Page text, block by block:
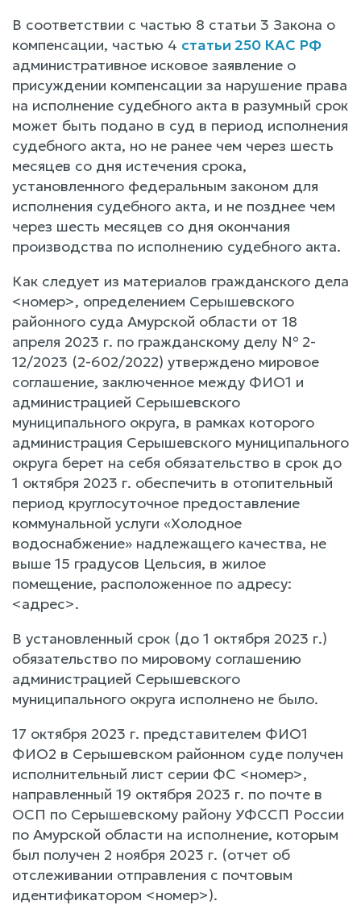
В соответствии с частью 8 статьи 3 Закона о
компенсации, частью 4 статьи 250 КАС РФ
административное исковое заявление о
присуждении компенсации за нарушение права
на исполнение судебного акта в разумный срок
может быть подано в суд в период исполнения
судебного акта, но не ранее чем через шесть
месяцев со дня истечения срока,
установленного федеральным законом для
исполнения судебного акта, и не позднее чем
через шесть месяцев со дня окончания
производства по исполнению судебного акта.
Как следует из материалов гражданского дела
<номер>, определением Серышевского
районного суда Амурской области от 18
апреля 2023 г. по гражданскому делу № 2-
12/2023 (2-602/2022) утверждено мировое
соглашение, заключенное между ФИО1 и
администрацией Серышевского
муниципального округа, в рамках которого
администрация Серышевского муниципального
округа берет на себя обязательство в срок до
1 октября 2023 г. обеспечить в отопительный
период круглосуточное предоставление
коммунальной услуги «Холодное
водоснабжение» надлежащего качества, не
выше 15 градусов Цельсия, в жилое
помещение, расположенное по адресу:
<адрес>.
В установленный срок (до 1 октября 2023 г.)
обязательство по мировому соглашению
администрацией Серышевского
муниципального округа исполнено не было.
17 октября 2023 г. представителем ФИО1
ФИО2 в Серышевском районном суде получен
исполнительный лист серии ФС <номер>,
направленный 19 октября 2023 г. по почте в
ОСП по Серышевскому району УФССП России
по Амурской области на исполнение, которым
был получен 2 ноября 2023 г. (отчет об
отслеживании отправления с почтовым
идентификатором <номер>).